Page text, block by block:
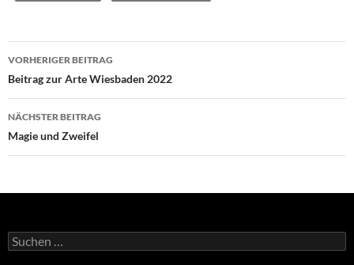
Beitragsnavigation
VORHERIGER BEITRAG
Beitrag zur Arte Wiesbaden 2022
NÄCHSTER BEITRAG
Magie und Zweifel
Suchen
nach: